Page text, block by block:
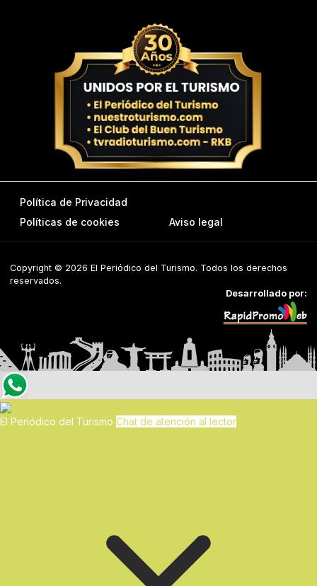
Política de Privacidad
Políticas de cookies
Aviso legal
Copyright © 2026 El Periódico del Turismo. Todos los derechos
reservados.
Desarrollado por:
El Periódico del Turismo Chat de atención al lector